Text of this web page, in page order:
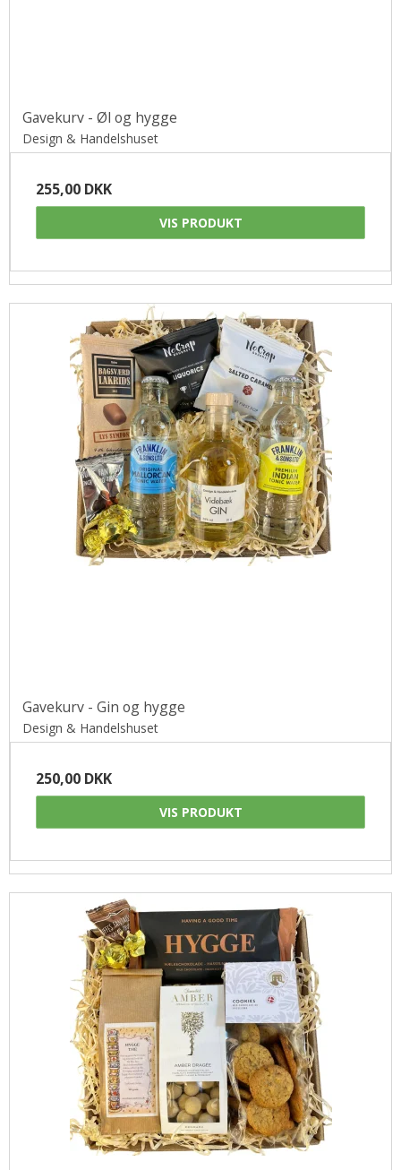
Gavekurv - Øl og hygge
Design & Handelshuset
255,00 DKK
VIS PRODUKT
Gavekurv - Gin og hygge
Design & Handelshuset
250,00 DKK
VIS PRODUKT